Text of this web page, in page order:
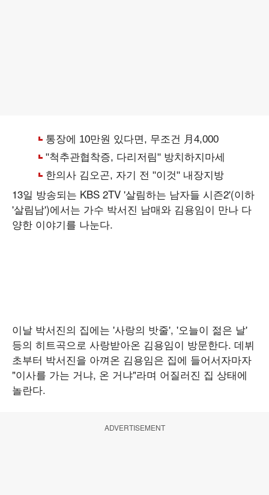
13일 방송되는 KBS 2TV '살림하는 남자들 시즌2'(이하
'살림남')에서는 가수 박서진 남매와 김용임이 만나 다
양한 이야기를 나눈다.
이날 박서진의 집에는 '사랑의 밧줄', '오늘이 젊은 날'
등의 히트곡으로 사랑받아온 김용임이 방문한다. 데뷔
초부터 박서진을 아껴온 김용임은 집에 들어서자마자
"이사를 가는 거냐, 온 거냐"라며 어질러진 집 상태에
놀란다.
ADVERTISEMENT